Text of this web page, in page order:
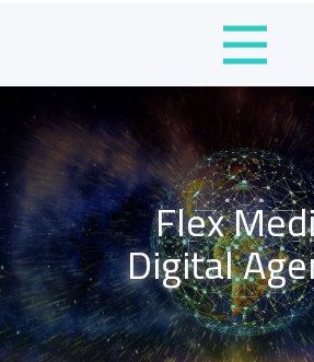
Flex
Digital